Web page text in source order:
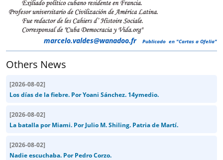
marcelo.valdes@wanadoo.fr Publicado en "Cartas a Ofelia"
Others News
[2026-08-02]
Los días de la fiebre. Por Yoani Sánchez. 14ymedio.
[2026-08-02]
La batalla por Miami. Por Julio M. Shiling. Patria de Martí.
[2026-08-02]
Nadie escuchaba. Por Pedro Corzo.